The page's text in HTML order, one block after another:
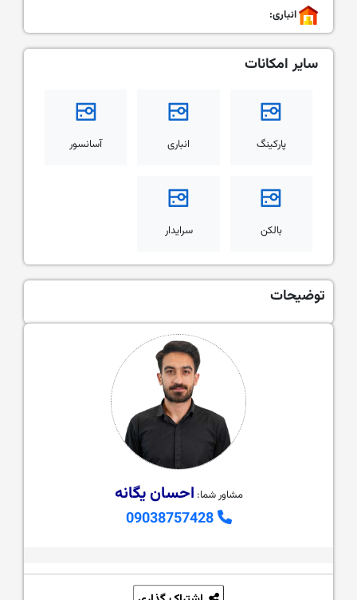
انباری:
سایر امکانات
پارکینگ انباری آسانسور
بالکن سرایدار
توضیحات
مشاور شما: احسان یگانه
09038757428